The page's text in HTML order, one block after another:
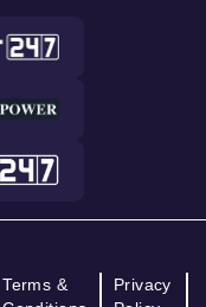
Terms &
Privacy